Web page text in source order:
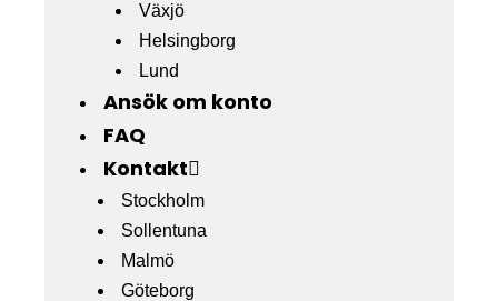
Växjö
Helsingborg
Lund
Ansök om konto
FAQ
Kontakt
Stockholm
Sollentuna
Malmö
Göteborg